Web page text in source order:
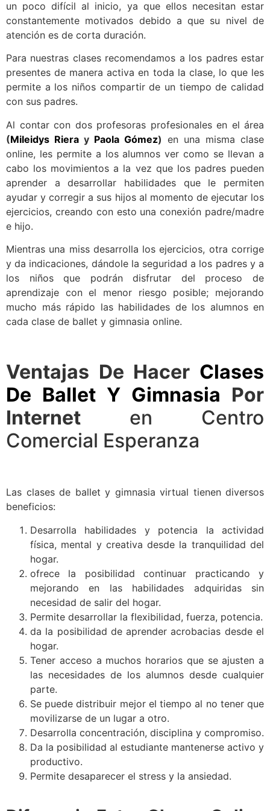
un poco difícil al inicio, ya que ellos necesitan estar
constantemente motivados debido a que su nivel de
atención es de corta duración.
Para nuestras clases recomendamos a los padres estar
presentes de manera activa en toda la clase, lo que les
permite a los niños compartir de un tiempo de calidad
con sus padres.
Al contar con dos profesoras profesionales en el área
(Mileidys Riera y Paola Gómez) en una misma clase
online, les permite a los alumnos ver como se llevan a
cabo los movimientos a la vez que los padres pueden
aprender a desarrollar habilidades que le permiten
ayudar y corregir a sus hijos al momento de ejecutar los
ejercicios, creando con esto una conexión padre/madre
e hijo.
Mientras una miss desarrolla los ejercicios, otra corrige
y da indicaciones, dándole la seguridad a los padres y a
los niños que podrán disfrutar del proceso de
aprendizaje con el menor riesgo posible; mejorando
mucho más rápido las habilidades de los alumnos en
cada clase de ballet y gimnasia online.
Ventajas De Hacer Clases
De Ballet Y Gimnasia Por
Internet en Centro
Comercial Esperanza
Las clases de ballet y gimnasia virtual tienen diversos
beneficios:
Desarrolla habilidades y potencia la actividad
física, mental y creativa desde la tranquilidad del
hogar.
ofrece la posibilidad continuar practicando y
mejorando en las habilidades adquiridas sin
necesidad de salir del hogar.
Permite desarrollar la flexibilidad, fuerza, potencia.
da la posibilidad de aprender acrobacias desde el
hogar.
Tener acceso a muchos horarios que se ajusten a
las necesidades de los alumnos desde cualquier
parte.
Se puede distribuir mejor el tiempo al no tener que
movilizarse de un lugar a otro.
Desarrolla concentración, disciplina y compromiso.
Da la posibilidad al estudiante mantenerse activo y
productivo.
Permite desaparecer el stress y la ansiedad.